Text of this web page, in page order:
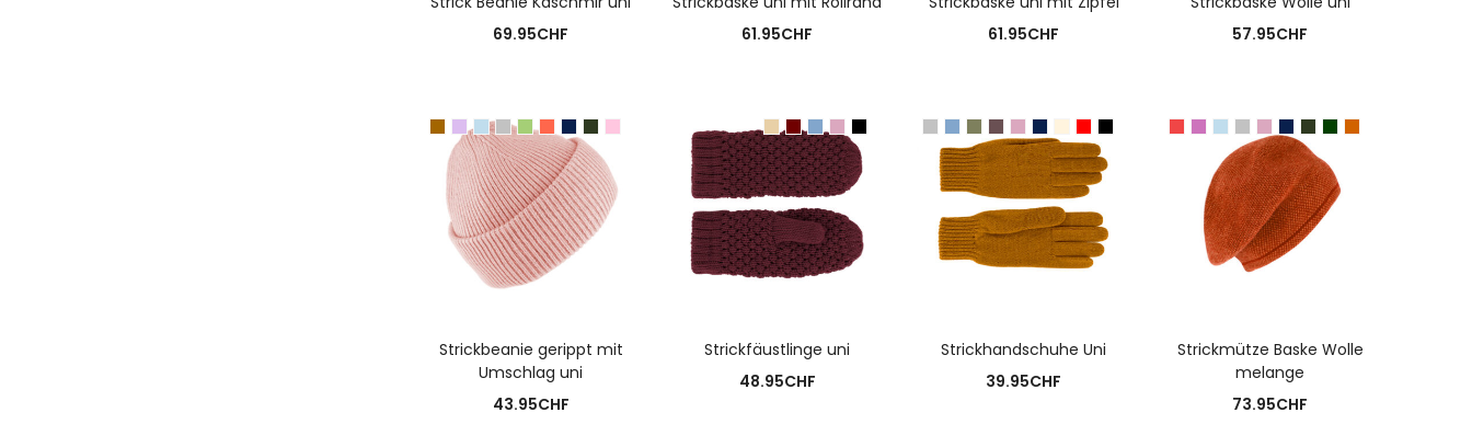
69.95CHF
61.95CHF
61.95CHF
57.95CHF
Strickbeanie gerippt mit
Umschlag uni
43.95CHF
Strickfäustlinge uni
48.95CHF
Strickhandschuhe Uni
39.95CHF
Strickmütze Baske Wolle
melange
73.95CHF